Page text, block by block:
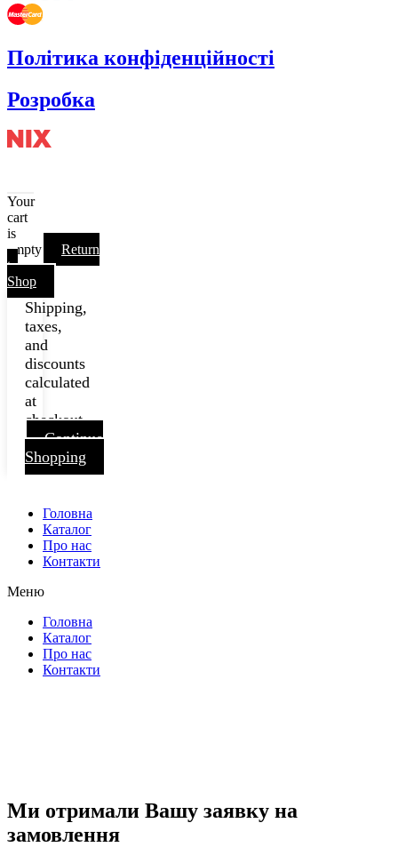
Політика конфіденційності
Розробка
Your
cart
is
empty
Return
to
Shop
Shipping,
taxes,
and
discounts
calculated
at
checkout.
Continue
Shopping
Головна
Каталог
Про нас
Контакти
Меню
Головна
Каталог
Про нас
Контакти
Ми отримали Вашу заявку на
замовлення